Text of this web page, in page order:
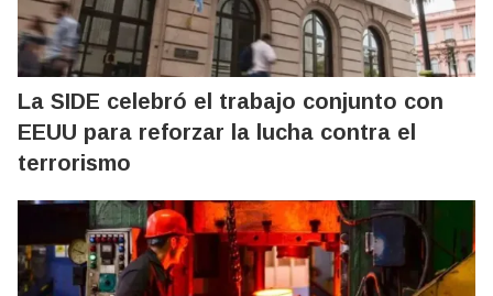
La SIDE celebró el trabajo conjunto con
EEUU para reforzar la lucha contra el
terrorismo